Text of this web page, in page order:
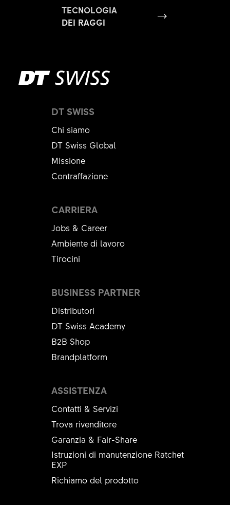
TECNOLOGIA
DEI RAGGI
DT SWISS
Chi siamo
DT Swiss Global
Missione
Contraffazione
CARRIERA
Jobs & Career
Ambiente di lavoro
Tirocini
ASSISTENZA
Contatti & Servizi
Trova rivenditore
Garanzia & Fair-Share
Istruzioni di manutenzione Ratchet
EXP
Richiamo del prodotto
BUSINESS PARTNER
Distributori
DT Swiss Academy
B2B Shop
Brandplatform